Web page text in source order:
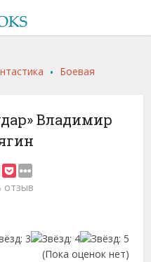
. Боевая
Владимир
отзыв
(Пока оценок нет)